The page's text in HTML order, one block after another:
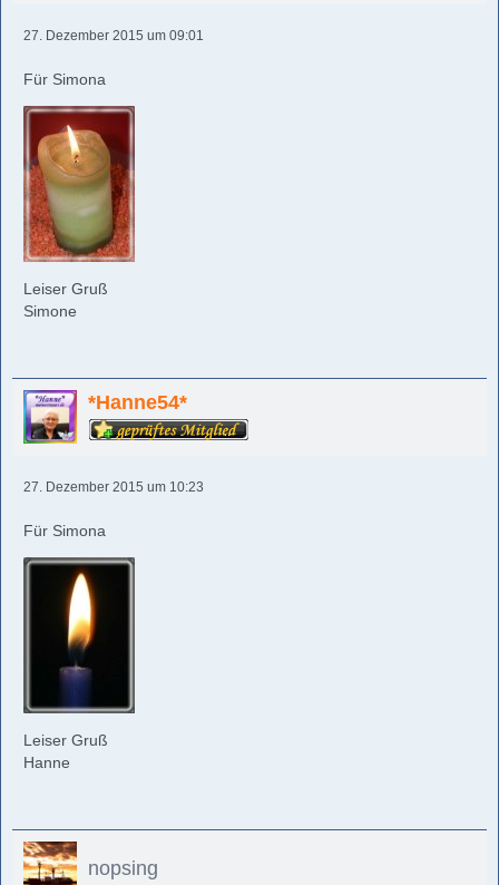
27. Dezember 2015 um 09:01
Für Simona
Leiser Gruß
Simone
*Hanne54*
27. Dezember 2015 um 10:23
Für Simona
Leiser Gruß
Hanne
nopsing